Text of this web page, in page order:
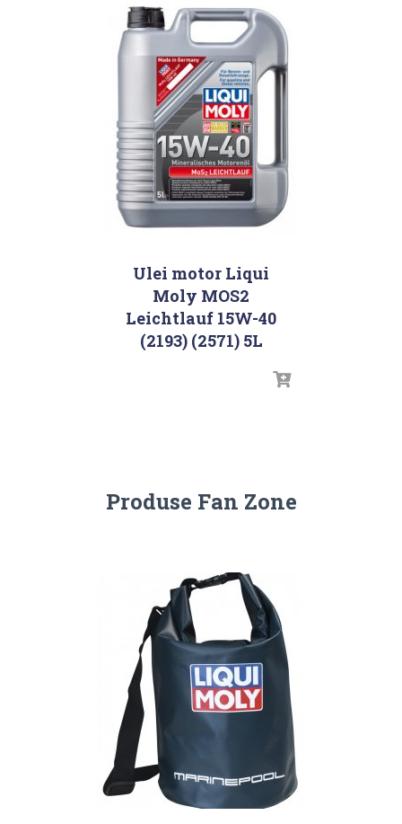
Ulei motor Liqui
Moly MOS2
Leichtlauf 15W-40
(2193) (2571) 5L
Produse Fan Zone